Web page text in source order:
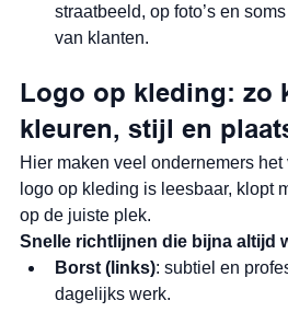
straatbeeld, op foto’s en
van klanten.
Logo op kleding: zo
kleuren, stijl en
Hier maken veel ondernemers
logo op kleding is leesbaar, klopt
op de juiste plek.
Snelle richtlijnen die bijna altijd
Borst (links): subtiel en
dagelijks werk.